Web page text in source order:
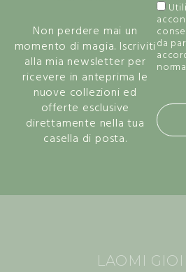
Non perdere mai un
momento di magia. Iscriviti
alla mia newsletter per
ricevere in anteprima le
nuove collezioni ed
offerte esclusive
direttamente nella tua
casella di posta.
da
LAOMI